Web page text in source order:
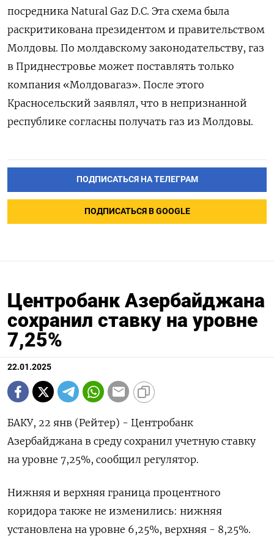
посредника Natural Gaz D.C. Эта схема была
раскритикована президентом и правительством
Молдовы. По молдавскому законодательству, газ
в Приднестровье может поставлять только
компания «Молдовагаз». После этого
Красносельский заявлял, что в непризнанной
республике согласны получать газ из Молдовы.
ПОДПИСАТЬСЯ НА ТЕЛЕГРАМ
ПОДПИСАТЬСЯ В GOOGLE
Центробанк Азербайджана
сохранил ставку на уровне
7,25%
22.01.2025
БАКУ, 22 янв (Рейтер) - Центробанк
Азербайджана в среду сохранил учетную ставку
на уровне 7,25%, сообщил регулятор.
Нижняя и верхняя граница процентного
коридора также не изменились: нижняя
установлена на уровне 6,25%, верхняя - 8,25%.